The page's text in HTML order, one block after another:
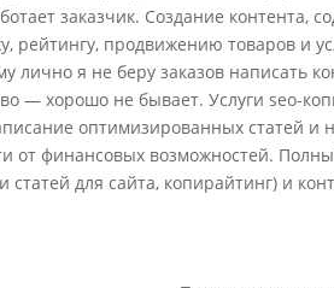
заказчик. Создание контента,
рейтингу, продвижению товаров и
лично я не беру заказов написать
— хорошо не бывает. Услуги seo-
оптимизированных статей и
от финансовых возможностей.
статей для сайта, копирайтинг) и